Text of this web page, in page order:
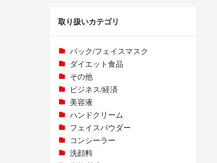
取り扱いカテゴリ
パック/フェイスマスク
ダイエット食品
その他
ビジネス/経済
美容液
ハンドクリーム
フェイスパウダー
コンシーラー
洗顔料